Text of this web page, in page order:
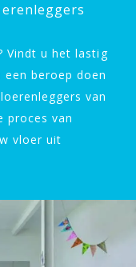
Vindt u het lastig
beroep doen
van
proces van
vloer uit